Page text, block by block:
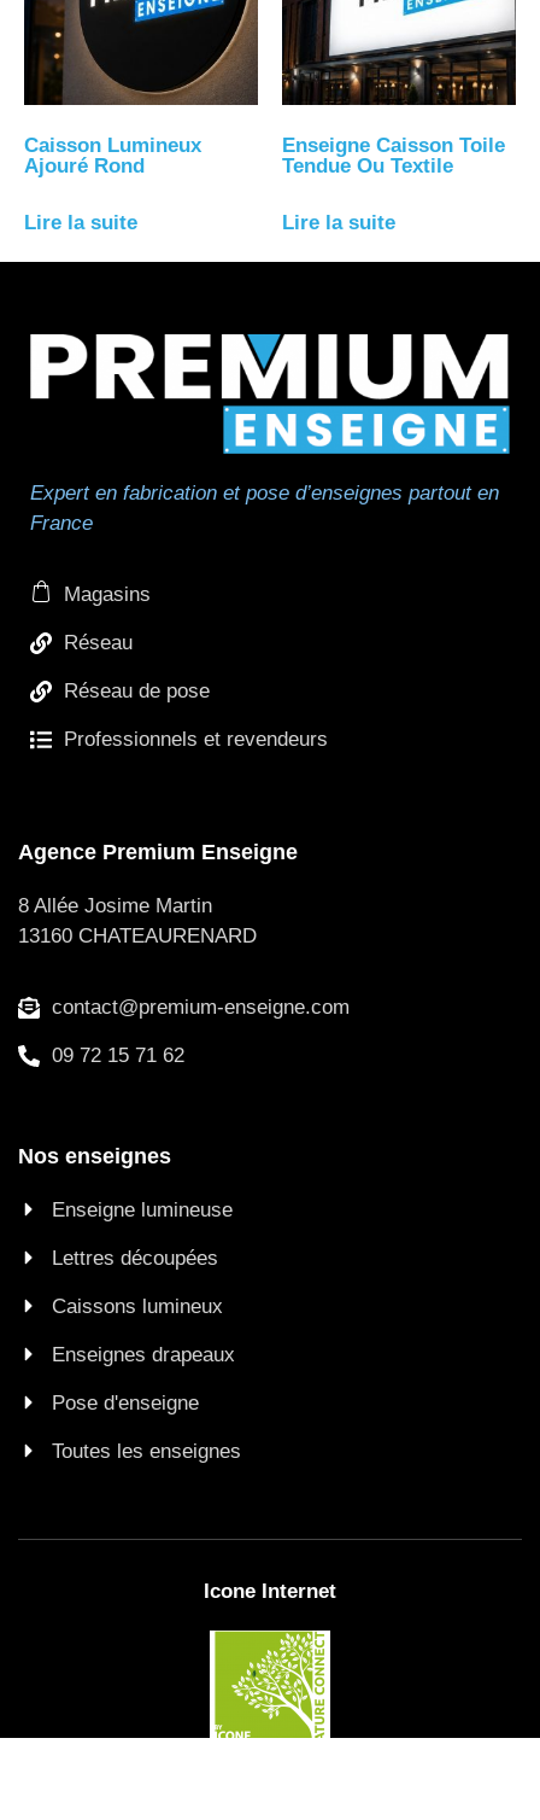
Caisson Lumineux
Ajouré Rond
Lire la suite
Enseigne Caisson Toile
Tendue Ou Textile
Lire la suite
Expert en fabrication et pose d’enseignes partout en
France
Magasins
Réseau
Réseau de pose
Professionnels et revendeurs
Agence Premium Enseigne
8 Allée Josime Martin
13160 CHATEAURENARD
contact@premium-enseigne.com
09 72 15 71 62
Nos enseignes
Enseigne lumineuse
Lettres découpées
Caissons lumineux
Enseignes drapeaux
Pose d'enseigne
Toutes les enseignes
Icone Internet